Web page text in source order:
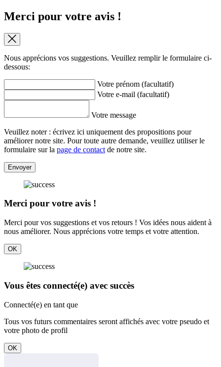
Merci pour votre avis !
Nous apprécions vos suggestions. Veuillez remplir le formulaire ci-
dessous:
Votre prénom (facultatif)
Votre e-mail (facultatif)
Votre message
Veuillez noter : écrivez ici uniquement des propositions pour
améliorer notre site. Pour toute autre demande, veuillez utiliser le
formulaire sur la page de contact de notre site.
Envoyer
Merci pour votre avis !
Merci pour vos suggestions et vos retours ! Vos idées nous aident à
nous améliorer. Nous apprécions votre temps et votre attention.
OK
Vous êtes connecté(e) avec succès
Connecté(e) en tant que
Tous vos futurs commentaires seront affichés avec votre pseudo et
votre photo de profil
OK